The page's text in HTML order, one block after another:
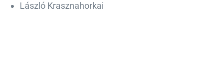
László Krasznahorkai